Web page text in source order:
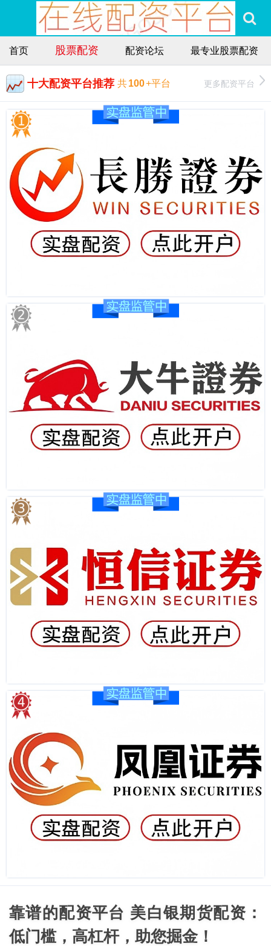
首页 股票配资 配资论坛 最专业股票配资
十大配资平台推荐 共100+平台 更多配资平台
靠谱的配资平台 美白银期货配资：
低门槛，高杠杆，助您掘金！